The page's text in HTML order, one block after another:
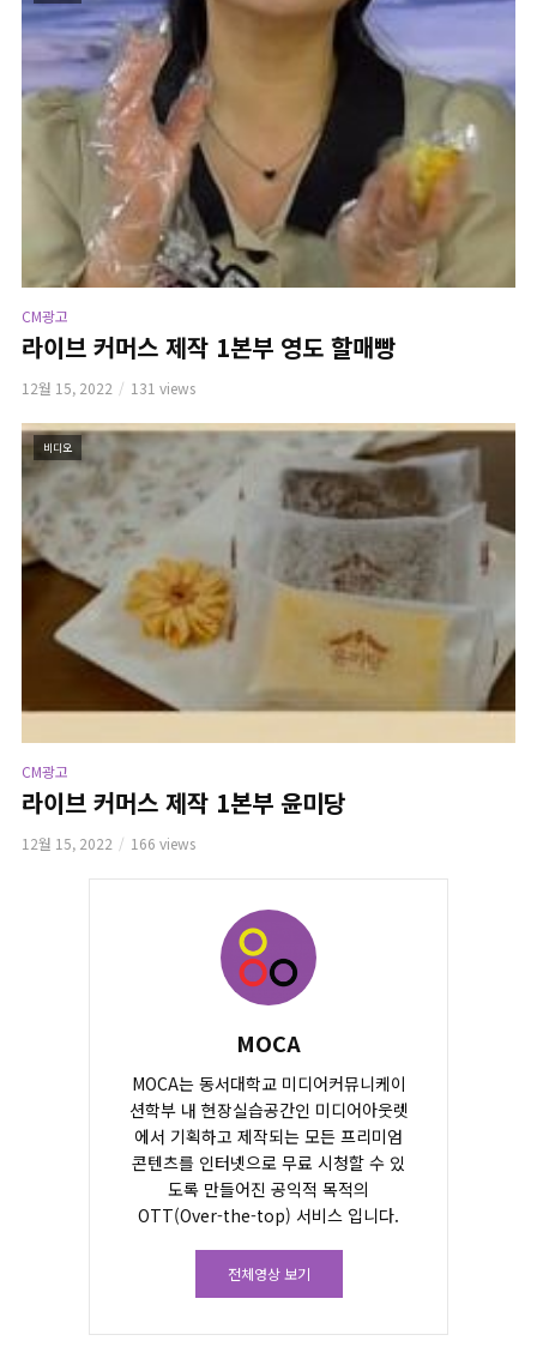
CM광고
라이브 커머스 제작 1본부 영도 할매빵
12월 15, 2022 131 views
비디오
CM광고
라이브 커머스 제작 1본부 윤미당
12월 15, 2022 166 views
MOCA
MOCA는 동서대학교 미디어커뮤니케이
션학부 내 현장실습공간인 미디어아웃렛
에서 기획하고 제작되는 모든 프리미엄
콘텐츠를 인터넷으로 무료 시청할 수 있
도록 만들어진 공익적 목적의
OTT(Over-the-top) 서비스 입니다.
전체영상 보기